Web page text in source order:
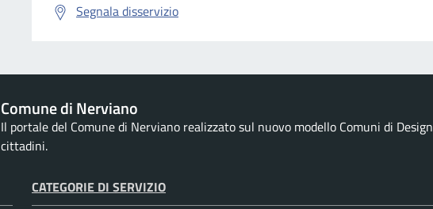
Segnala disservizio
Comune di Nerviano
Il portale del Comune di Nerviano realizzato sul nuovo modello Comuni di
cittadini.
CATEGORIE DI SERVIZIO